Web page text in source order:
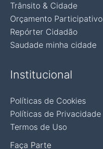
Trânsito & Cidade
Orçamento Participativo
Repórter Cidadão
Saudade minha cidade
Institucional
Políticas de Cookies
Políticas de Privacidade
Termos de Uso
Faça Parte